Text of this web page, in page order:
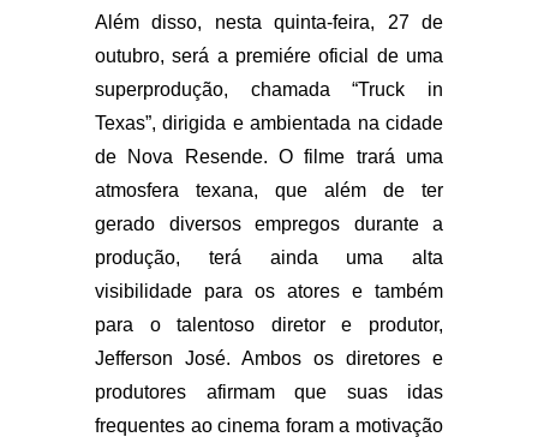
Além disso, nesta quinta-feira, 27 de
outubro, será a premiére oficial de uma
superprodução, chamada “Truck in
Texas”, dirigida e ambientada na cidade
de Nova Resende. O filme trará uma
atmosfera texana, que além de ter
gerado diversos empregos durante a
produção, terá ainda uma alta
visibilidade para os atores e também
para o talentoso diretor e produtor,
Jefferson José. Ambos os diretores e
produtores afirmam que suas idas
frequentes ao cinema foram a motivação